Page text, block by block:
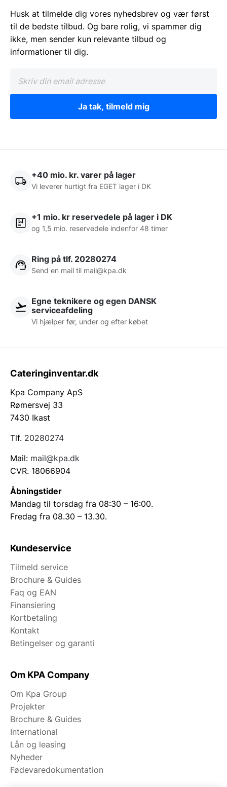
Husk at tilmelde dig vores nyhedsbrev og vær først
til de bedste tilbud. Og bare rolig, vi spammer dig
ikke, men sender kun relevante tilbud og
informationer til dig.
Ja tak, tilmeld mig
+40 mio. kr. varer på lager
Vi leverer hurtigt fra EGET lager i DK
+1 mio. kr reservedele på lager i DK
og 1,5 mio. reservedele indenfor 48 timer
Ring på tlf. 20280274
Send en mail til mail@kpa.dk
Egne teknikere og egen DANSK
serviceafdeling
Vi hjælper før, under og efter købet
Cateringinventar.dk
Kpa Company ApS
Rømersvej 33
7430 Ikast
Tlf. 20280274
Mail: mail@kpa.dk
CVR. 18066904
Åbningstider
Mandag til torsdag fra 08:30 – 16:00.
Fredag fra 08.30 – 13.30.
Kundeservice
Tilmeld service
Brochure & Guides
Faq og EAN
Finansiering
Kortbetaling
Kontakt
Betingelser og garanti
Om KPA Company
Om Kpa Group
Projekter
Brochure & Guides
International
Lån og leasing
Nyheder
Fødevaredokumentation